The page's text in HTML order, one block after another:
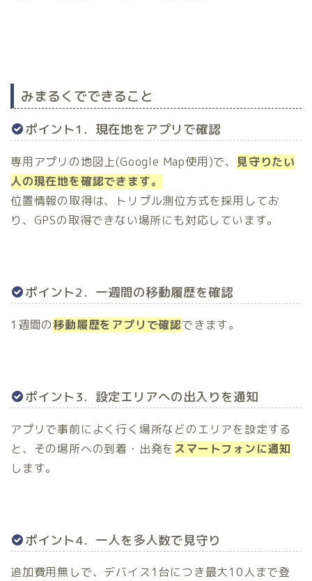
みまるくでできること
ポイント1．現在地をアプリで確認
専用アプリの地図上(Google Map使用)で、 見守りたい
人の現在地を確認できます。
位置情報の取得は、トリプル測位方式を採用してお
り、GPSの取得できない場所にも対応しています。
ポイント2．一週間の移動履歴を確認
1週間の移動履歴をアプリで確認できます。
ポイント3．設定エリアへの出入りを通知
アプリで事前によく行く場所などのエリアを設定する
と、その場所への到着・出発を スマートフォンに通知
します。
ポイント4．一人を多人数で見守り
追加費用無しで、デバイス1台につき最大10人まで登